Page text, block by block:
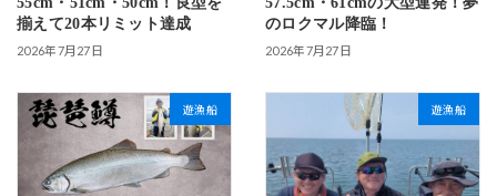
揃えて20本リミット達成
2026年7月27日
のロクマル降臨！
2026年7月27日
遊漁船 遊漁船